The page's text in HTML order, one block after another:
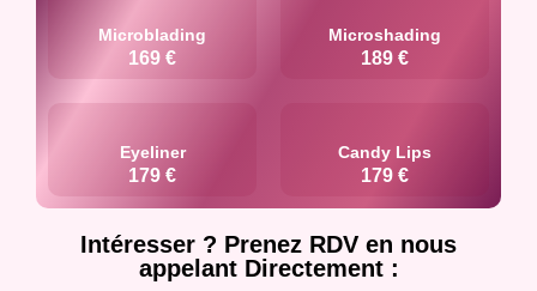
Microblading
169 €
Microshading
189 €
Eyeliner
179 €
Candy Lips
179 €
Intéresser ? Prenez RDV en nous
appelant Directement :